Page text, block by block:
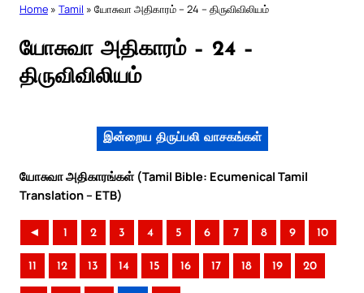
Home » Tamil » யோசுவா அதிகாரம் – 24 – திருவிவிலியம்
யோசுவா அதிகாரம் – 24 –
திருவிவிலியம்
இன்றைய திருப்பலி வாசகங்கள்
யோசுவா அதிகாரங்கள் (Tamil Bible: Ecumenical Tamil
Translation – ETB)
◄ 1 2 3 4 5 6 7 8 9 10
11 12 13 14 15 16 17 18 19 20